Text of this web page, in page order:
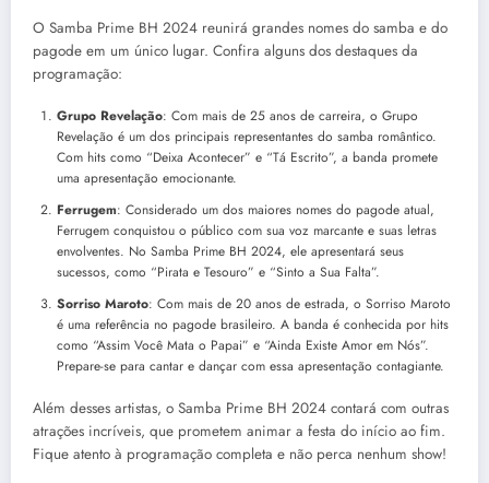
O Samba Prime BH 2024 reunirá grandes nomes do samba e do
pagode em um único lugar. Confira alguns dos destaques da
programação:
Grupo Revelação: Com mais de 25 anos de carreira, o Grupo
Revelação é um dos principais representantes do samba romântico.
Com hits como “Deixa Acontecer” e “Tá Escrito”, a banda promete
uma apresentação emocionante.
Ferrugem: Considerado um dos maiores nomes do pagode atual,
Ferrugem conquistou o público com sua voz marcante e suas letras
envolventes. No Samba Prime BH 2024, ele apresentará seus
sucessos, como “Pirata e Tesouro” e “Sinto a Sua Falta”.
Sorriso Maroto: Com mais de 20 anos de estrada, o Sorriso Maroto
é uma referência no pagode brasileiro. A banda é conhecida por hits
como “Assim Você Mata o Papai” e “Ainda Existe Amor em Nós”.
Prepare-se para cantar e dançar com essa apresentação contagiante.
Além desses artistas, o Samba Prime BH 2024 contará com outras
atrações incríveis, que prometem animar a festa do início ao fim.
Fique atento à programação completa e não perca nenhum show!